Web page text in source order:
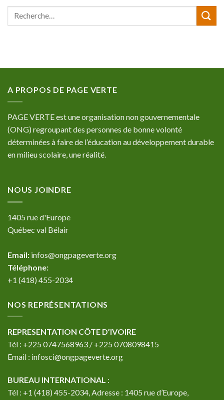
A PROPOS DE PAGE VERTE
PAGE VERTE est une organisation non gouvernementale
(ONG) regroupant des personnes de bonne volonté
déterminées à faire de l’éducation au développement durable
en milieu scolaire, une réalité.
NOUS JOINDRE
1405 rue d'Europe
Québec val Bélair
Email: infos@ongpageverte.org
Téléphone:
+1 (418) 455-2034
NOS REPRÉSENTATIONS
REPRESENTATION CÔTE D’IVOIRE
Tél : +225 0747568963 / +225 0708098415
Email : infosci@ongpageverte.org
BUREAU INTERNATIONAL :
Tél : +1 (418) 455-2034, Adresse : 1405 rue d’Europe,